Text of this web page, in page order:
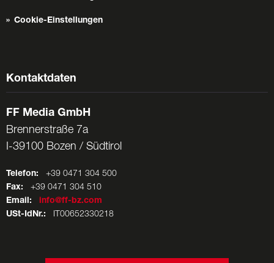
Cookie-Einstellungen
Kontaktdaten
FF Media GmbH
Brennerstraße 7a
I-39100 Bozen / Südtirol
Telefon: +39 0471 304 500
Fax: +39 0471 304 510
Email:
info@ff-bz.com
USt-IdNr.: IT00652330218